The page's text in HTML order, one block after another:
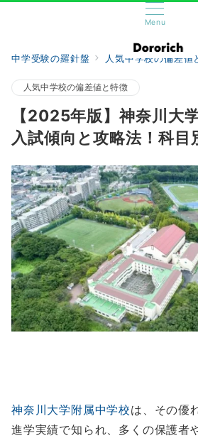
Menu
中学受験の羅針盤 人気中学校の偏差値
人気中学校の偏差値と特徴
【2025年版】神奈川大
入試傾向と攻略法！科目
神奈川大学附属中学校は、その優
進学実績で知られ、多くの保護者